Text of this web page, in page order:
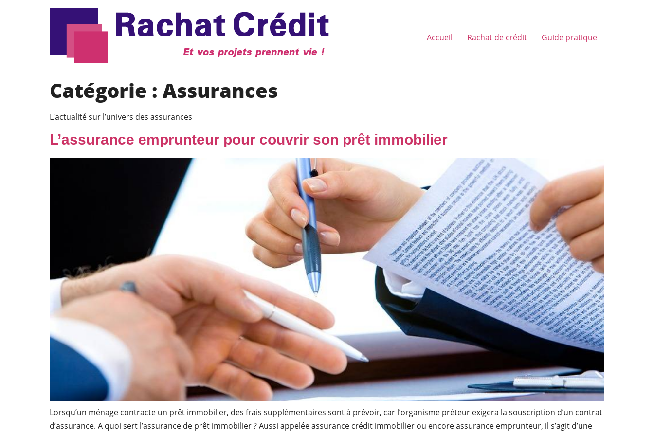
Accueil Rachat de crédit Guide pratique
Catégorie : Assurances
L’actualité sur l’univers des assurances
L’assurance emprunteur pour couvrir son prêt immobilier
Lorsqu’un ménage contracte un prêt immobilier, des frais supplémentaires sont à prévoir, car l’organisme préteur exigera la souscription d’un contrat
d’assurance. A quoi sert l’assurance de prêt immobilier ? Aussi appelée assurance crédit immobilier ou encore assurance emprunteur, il s’agit d’une